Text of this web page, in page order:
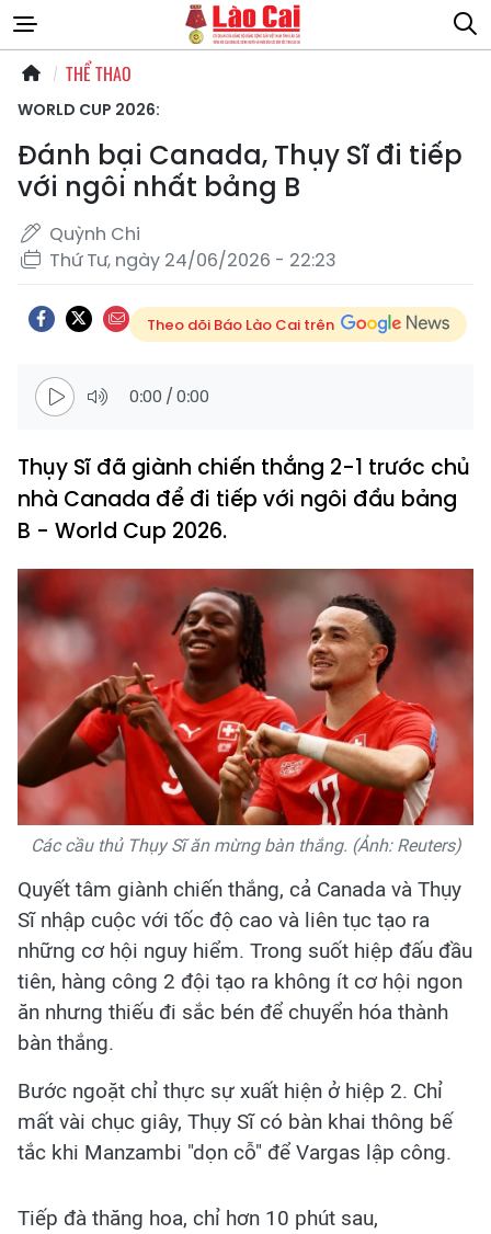
THỂ THAO
WORLD CUP 2026:
Đánh bại Canada, Thụy Sĩ đi tiếp
với ngôi nhất bảng B
Quỳnh Chi
Thứ Tư, ngày 24/06/2026 - 22:23
Theo dõi Báo Lào Cai trên
0:00 /0:00
Thụy Sĩ đã giành chiến thắng 2-1 trước chủ
nhà Canada để đi tiếp với ngôi đầu bảng
B - World Cup 2026.
Các cầu thủ Thụy Sĩ ăn mừng bàn thắng. (Ảnh: Reuters)
Quyết tâm giành chiến thắng, cả Canada và Thụy
Sĩ nhập cuộc với tốc độ cao và liên tục tạo ra
những cơ hội nguy hiểm. Trong suốt hiệp đấu đầu
tiên, hàng công 2 đội tạo ra không ít cơ hội ngon
ăn nhưng thiếu đi sắc bén để chuyển hóa thành
bàn thắng.
Bước ngoặt chỉ thực sự xuất hiện ở hiệp 2. Chỉ
mất vài chục giây, Thụy Sĩ có bàn khai thông bế
tắc khi Manzambi "dọn cỗ" để Vargas lập công.
Tiếp đà thăng hoa, chỉ hơn 10 phút sau,